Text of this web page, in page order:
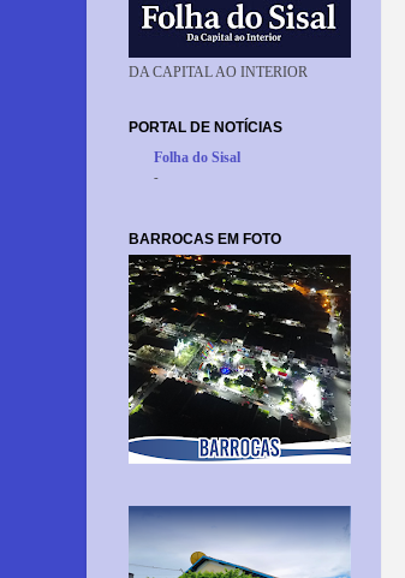
DA CAPITAL AO INTERIOR
PORTAL DE NOTÍCIAS
Folha do Sisal
-
BARROCAS EM FOTO